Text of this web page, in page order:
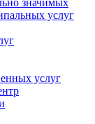
значимых
услуг
услуг